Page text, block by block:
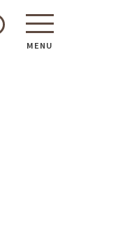
MENU